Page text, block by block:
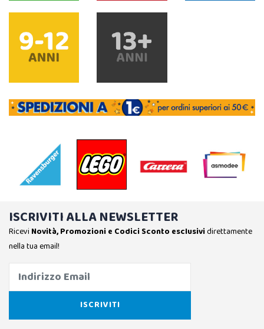
ISCRIVITI ALLA NEWSLETTER
Ricevi Novità, Promozioni e Codici Sconto esclusividirettamente
nella tua email!